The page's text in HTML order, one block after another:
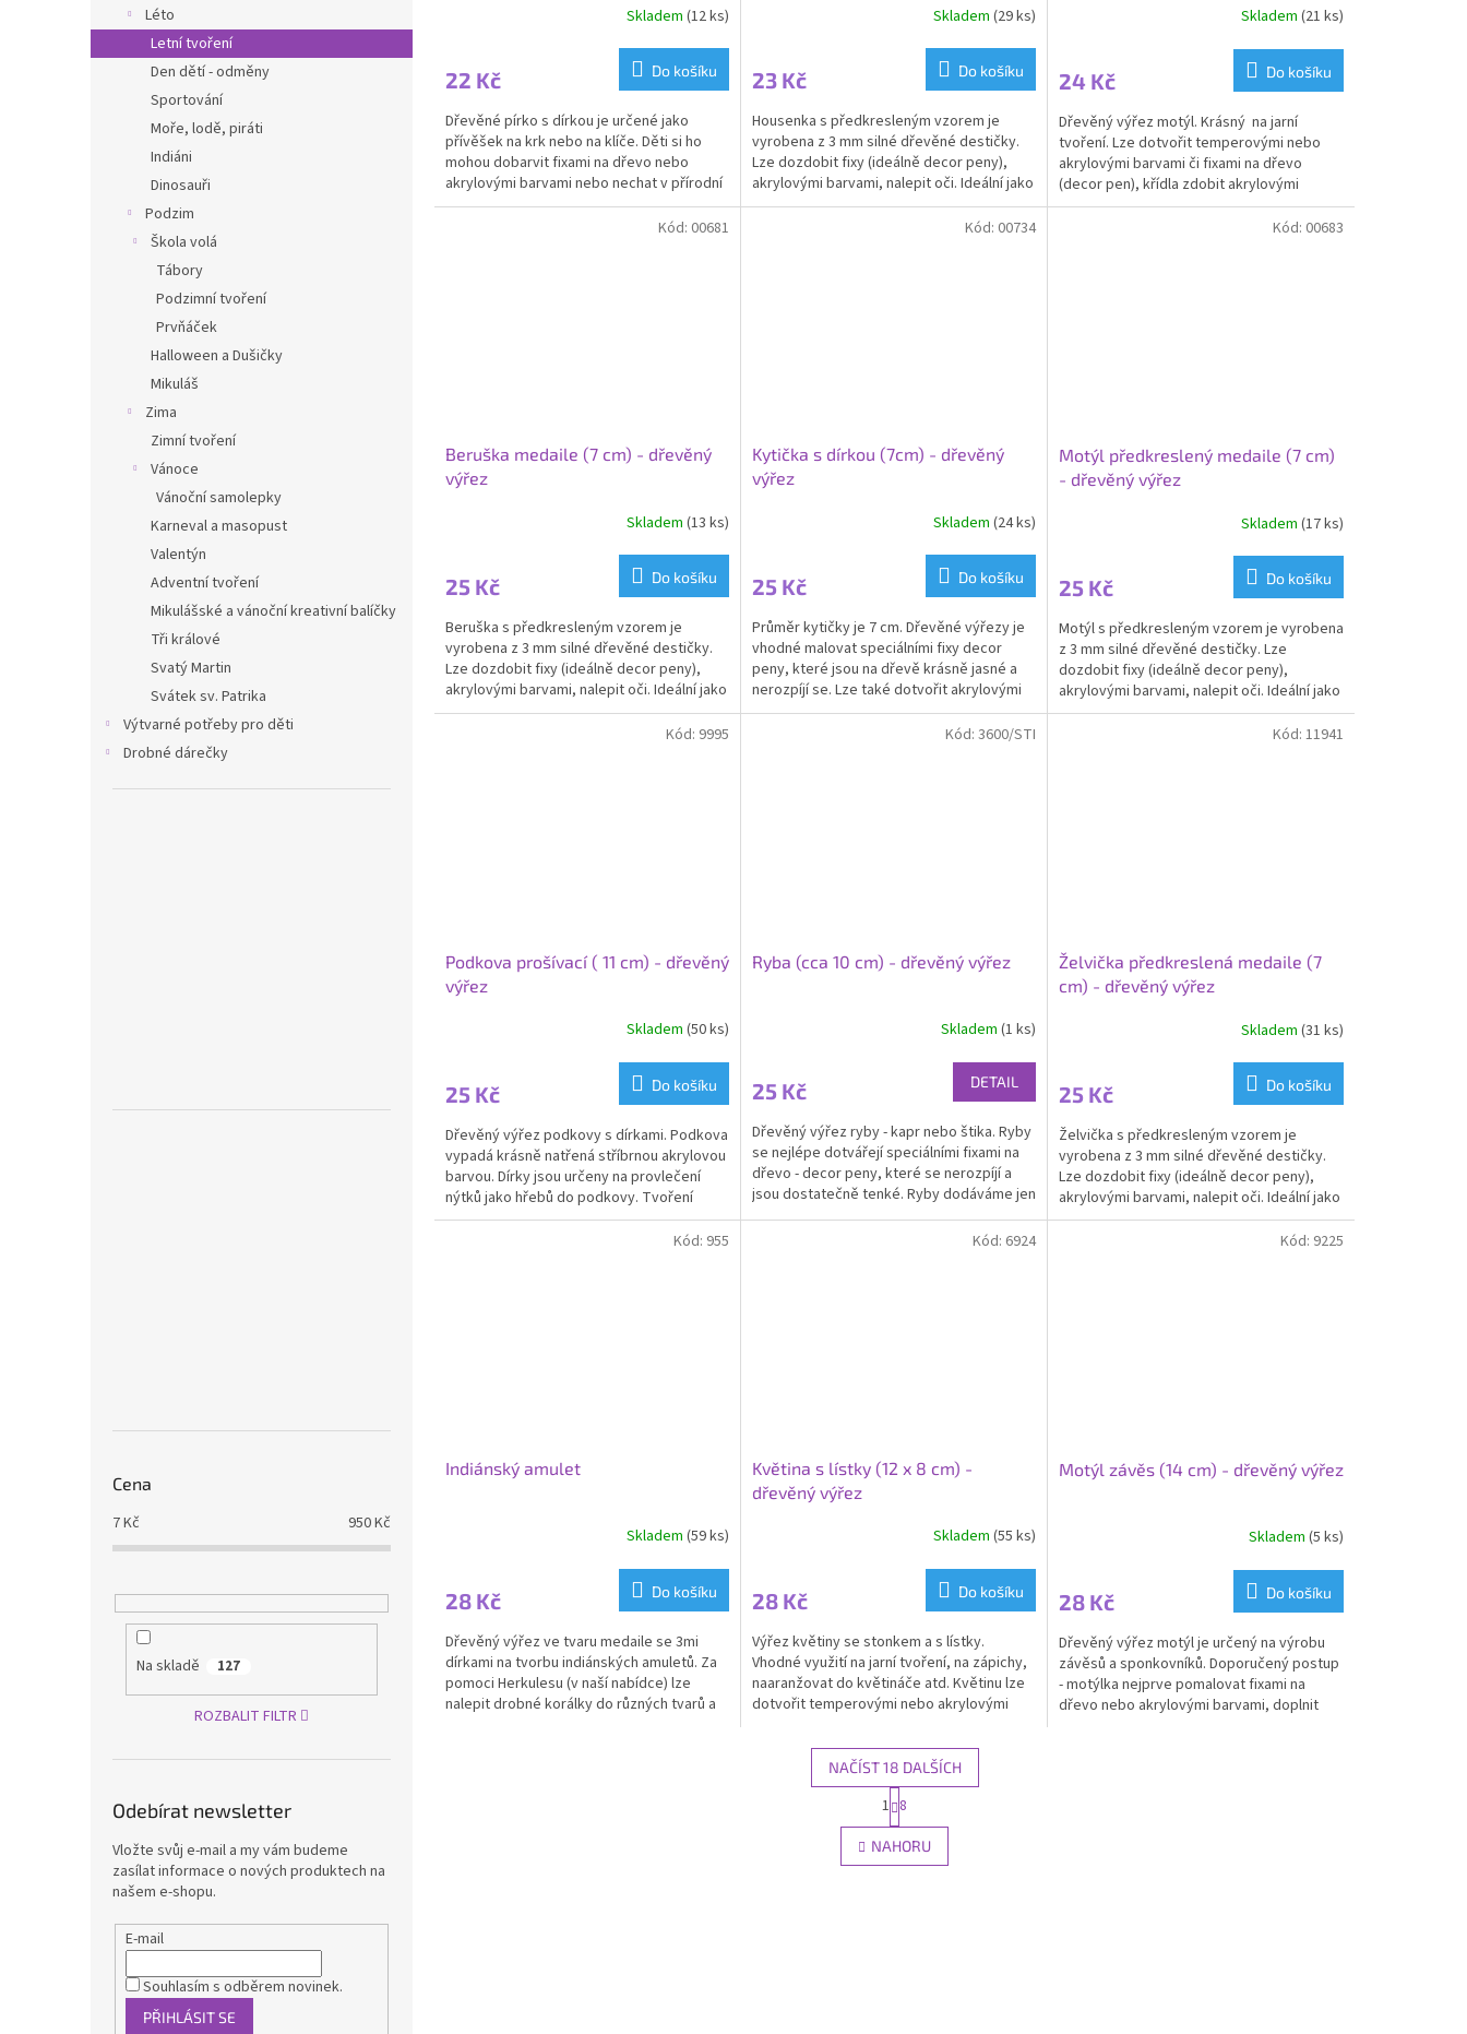
Léto
Letní tvoření
Den dětí - odměny
Sportování
Moře, lodě, piráti
Indiáni
Dinosauři
Podzim
Škola volá
Tábory
Podzimní tvoření
Prvňáček
Halloween a Dušičky
Mikuláš
Zima
Zimní tvoření
Vánoce
Vánoční samolepky
Karneval a masopust
Valentýn
Adventní tvoření
Mikulášské a vánoční kreativní balíčky
Tři králové
Svatý Martin
Svátek sv. Patrika
Výtvarné potřeby pro děti
Drobné dárečky
Cena
7Kč 950Kč
Na skladě 127
ROZBALIT FILTR
Odebírat newsletter
Vložte svůj e-mail a my vám budeme
zasílat informace o nových produktech na
našem e-shopu.
E-mail
Souhlasím s odběrem novinek.
PŘIHLÁSIT SE
Skladem (12 ks)
22 Kč Do košíku
Dřevěné pírko s dírkou je určené jako
přívěšek na krk nebo na klíče. Děti si ho
mohou dobarvit fixami na dřevo nebo
akrylovými barvami nebo nechat v přírodní
podobě a např.jen...
Skladem (29 ks)
23 Kč Do košíku
Housenka s předkresleným vzorem je
vyrobena z 3 mm silné dřevěné destičky.
Lze dozdobit fixy (ideálně decor peny),
akrylovými barvami, nalepit oči. Ideální jako
medaile nebo...
je
z
5
hvězdiček.
Skladem (21 ks)
24 Kč Do košíku
Dřevěný výřez motýl. Krásný na jarní
tvoření. Lze dotvořit temperovými nebo
akrylovými barvami či fixami na dřevo
(decor pen), křídla zdobit akrylovými
kamínky nebo...
Beruška medaile (7 cm) - dřevěný
výřez
Skladem (13 ks)
25 Kč Do košíku
Beruška s předkresleným vzorem je
vyrobena z 3 mm silné dřevěné destičky.
Lze dozdobit fixy (ideálně decor peny),
akrylovými barvami, nalepit oči. Ideální jako
medaile nebo...
Kód: 00681
Kytička s dírkou (7cm) - dřevěný
výřez
Skladem (24 ks)
25 Kč Do košíku
Průměr kytičky je 7 cm. Dřevěné výřezy je
vhodné malovat speciálními fixy decor
peny, které jsou na dřevě krásně jasné a
nerozpíjí se. Lze také dotvořit akrylovými
barvami a...
Kód: 00734
Motýl předkreslený medaile (7 cm)
- dřevěný výřez
Skladem (17 ks)
25 Kč Do košíku
Motýl s předkresleným vzorem je vyrobena
z 3 mm silné dřevěné destičky. Lze
dozdobit fixy (ideálně decor peny),
akrylovými barvami, nalepit oči. Ideální jako
medaile nebo...
Kód: 00683
Podkova prošívací ( 11 cm) - dřevěný
výřez
Skladem (50 ks)
25 Kč Do košíku
Dřevěný výřez podkovy s dírkami. Podkova
vypadá krásně natřená stříbrnou akrylovou
barvou. Dírky jsou určeny na provlečení
nýtků jako hřebů do podkovy. Tvoření
vhodné na...
Kód: 9995
Ryba (cca 10 cm) - dřevěný výřez
Skladem (1 ks)
25 Kč DETAIL
Dřevěný výřez ryby - kapr nebo štika. Ryby
se nejlépe dotvářejí speciálními fixami na
dřevo - decor peny, které se nerozpíjí a
jsou dostatečně tenké. Ryby dodáváme jen
jako...
Kód: 3600/STI
Želvička předkreslená medaile (7
cm) - dřevěný výřez
Skladem (31 ks)
25 Kč Do košíku
Želvička s předkresleným vzorem je
vyrobena z 3 mm silné dřevěné destičky.
Lze dozdobit fixy (ideálně decor peny),
akrylovými barvami, nalepit oči. Ideální jako
medaile nebo...
Kód: 11941
Indiánský amulet
Skladem (59 ks)
28 Kč Do košíku
Dřevěný výřez ve tvaru medaile se 3mi
dírkami na tvorbu indiánských amuletů. Za
pomoci Herkulesu (v naší nabídce) lze
nalepit drobné korálky do různých tvarů a
Kód: 955
Květina s lístky (12 x 8 cm) -
dřevěný výřez
Skladem (55 ks)
28 Kč Do košíku
Výřez květiny se stonkem a s lístky.
Vhodné využití na jarní tvoření, na zápichy,
naaranžovat do květináče atd. Květinu lze
dotvořit temperovými nebo akrylovými
Kód: 6924
Motýl závěs (14 cm) - dřevěný výřez
Skladem (5 ks)
28 Kč Do košíku
Dřevěný výřez motýl je určený na výrobu
závěsů a sponkovníků. Doporučený postup
- motýlka nejprve pomalovat fixami na
dřevo nebo akrylovými barvami, doplnit
Kód: 9225
O
v
l
NAČÍST 18 DALŠÍCH
S
t
r
á
n
1 8
NAHORU